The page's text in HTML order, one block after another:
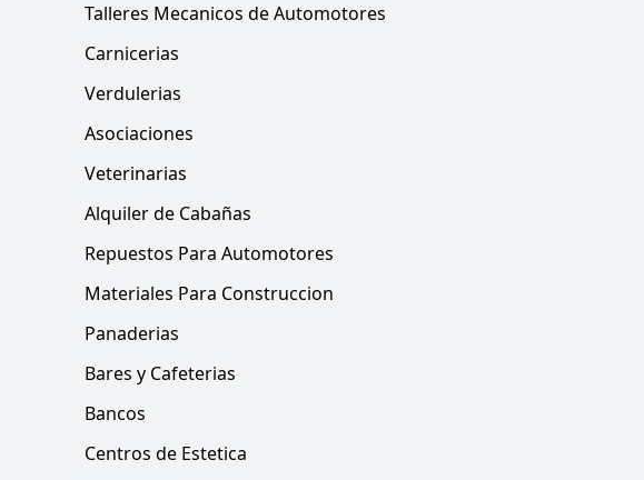
Talleres Mecanicos de Automotores
Carnicerias
Verdulerias
Asociaciones
Veterinarias
Alquiler de Cabañas
Repuestos Para Automotores
Materiales Para Construccion
Panaderias
Bares y Cafeterias
Bancos
Centros de Estetica